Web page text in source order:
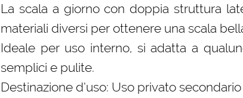
La scala a giorno con doppia struttura
materiali diversi per ottenere una scala
Ideale per uso interno, si adatta a
semplici e pulite.
Destinazione d’uso: Uso privato secondario